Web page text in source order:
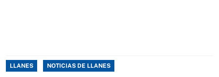
LLANES NOTICIAS DE LLANES